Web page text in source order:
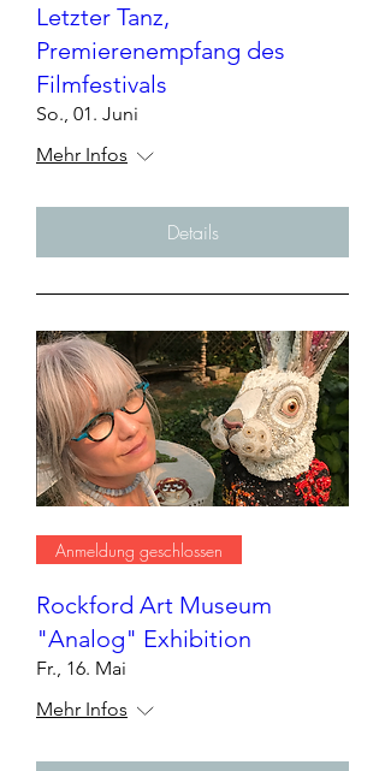
Letzter Tanz,
Premierenempfang des
Filmfestivals
So., 01. Juni
Mehr Infos
Details
Anmeldung geschlossen
Rockford Art Museum
"Analog" Exhibition
Fr., 16. Mai
Mehr Infos